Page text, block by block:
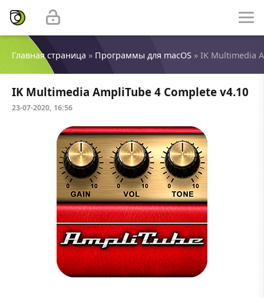
Главная страница » Программы для macOS » IK Multimedia
IK Multimedia AmpliTube 4 Complete v4.10
23-07-2020, 16:56